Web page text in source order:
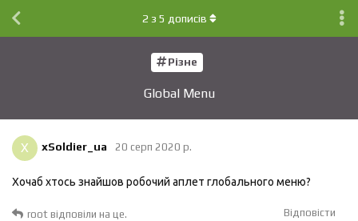
Різне
Global Menu
2 з 5 дописів
X xSoldier_ua 20 серп 2020 р.
Хочаб хтось знайшов робочий аплет глобального меню?
Відповісти
root відповіли на це.